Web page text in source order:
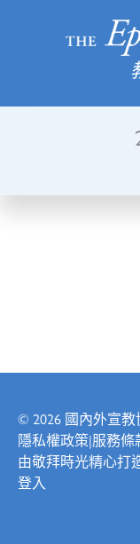
© 2026 國內外宣教
隱私權政策|服務條
由敬拜時光精心打
登入